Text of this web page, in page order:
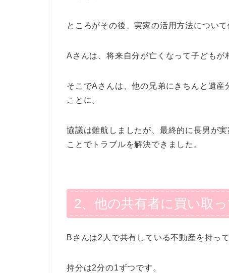
ところがその後、実家の活用方法につい
Aさんは、将来自分が亡くなって子どもが
そこでAさんは、他の兄弟にきちんと遺
ことに。
協議は難航しましたが、最終的に長男が
ことでトラブルを解決できました。
2、他の共有者に買い取
Bさんは2人で共有している不動産を持って
持分は2分の1ずつです。